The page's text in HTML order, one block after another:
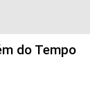
do Tempo